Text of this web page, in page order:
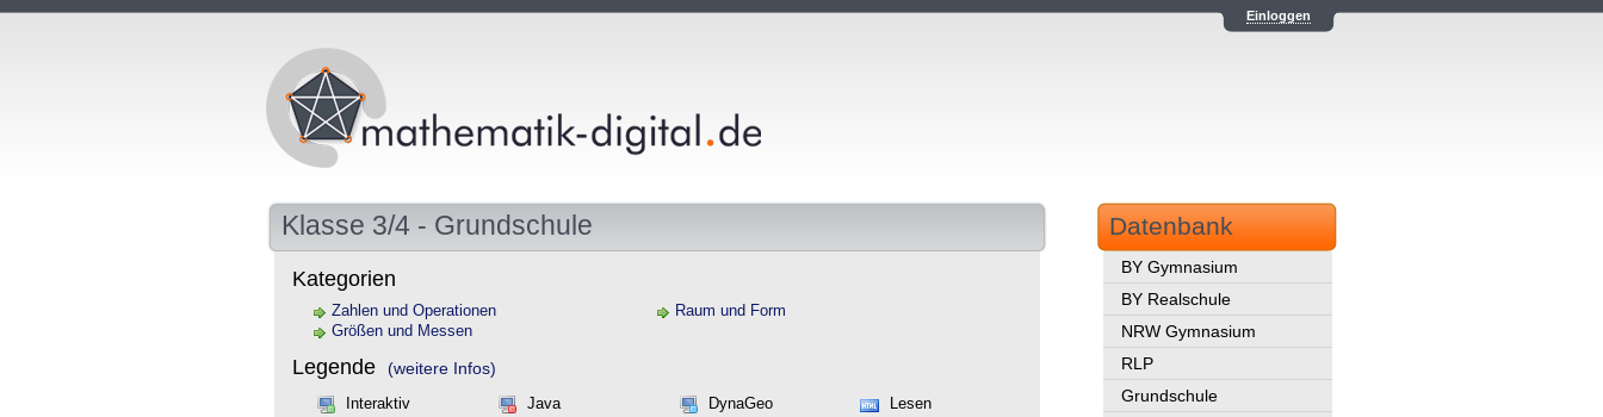
Einloggen
Klasse 3/4 - Grundschule
Kategorien
Zahlen und Operationen
Raum und Form
Größen und Messen
Legende (weitere Infos)
Interaktiv Java DynaGeo
Lesen
Datenbank
BY Gymnasium
BY Realschule
NRW Gymnasium
RLP
Grundschule